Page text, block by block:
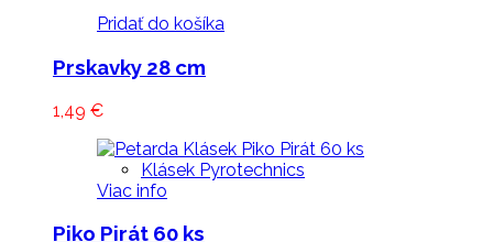
Pridať do košíka
Prskavky 28 cm
1,49 €
Klásek Pyrotechnics
Viac info
Piko Pirát 60 ks